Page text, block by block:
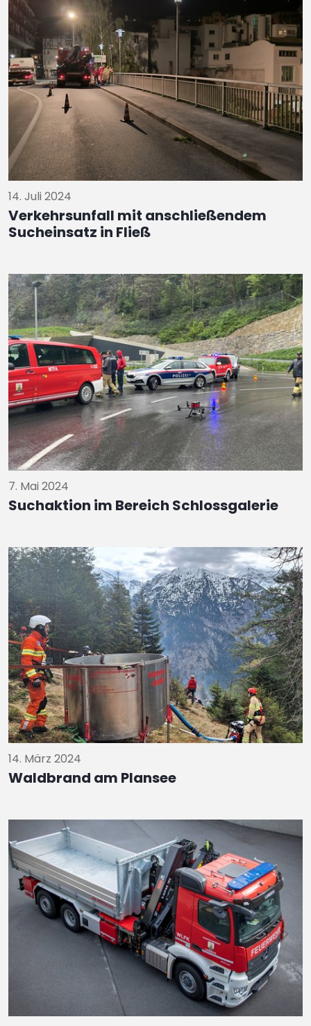
14. Juli 2024
Verkehrsunfall mit anschließendem
Sucheinsatz in Fließ
7. Mai 2024
Suchaktion im Bereich Schlossgalerie
14. März 2024
Waldbrand am Plansee